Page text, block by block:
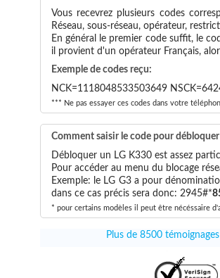
Vous recevrez plusieurs codes
Réseau, sous-réseau, opérateur,
En général le premier code suffit, le
il provient d'un opérateur Français,
Exemple de codes reçu:
NCK=1118048533503649
*** Ne pas essayer ces codes dans votre
Comment saisir le code pour
Débloquer un LG K330 est assez
Pour accéder au menu du blocage
Exemple: le LG G3 a pour
dans ce cas précis sera donc: 2945#*
* pour certains modèles il peut être nécéssaire
Plus de 8500